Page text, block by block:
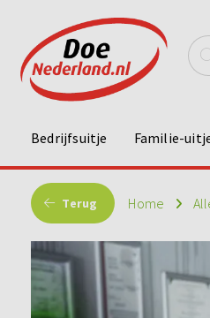
Bedrijfsuitje Familie-
Terug Home